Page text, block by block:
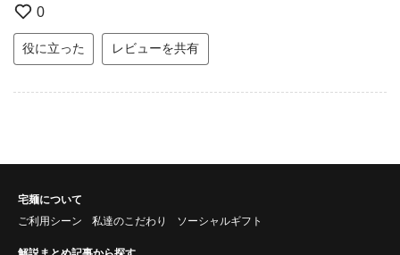
0
役に立った レビューを共有
宅麺について
ご利用シーン
私達のこだわり ソーシャルギフト